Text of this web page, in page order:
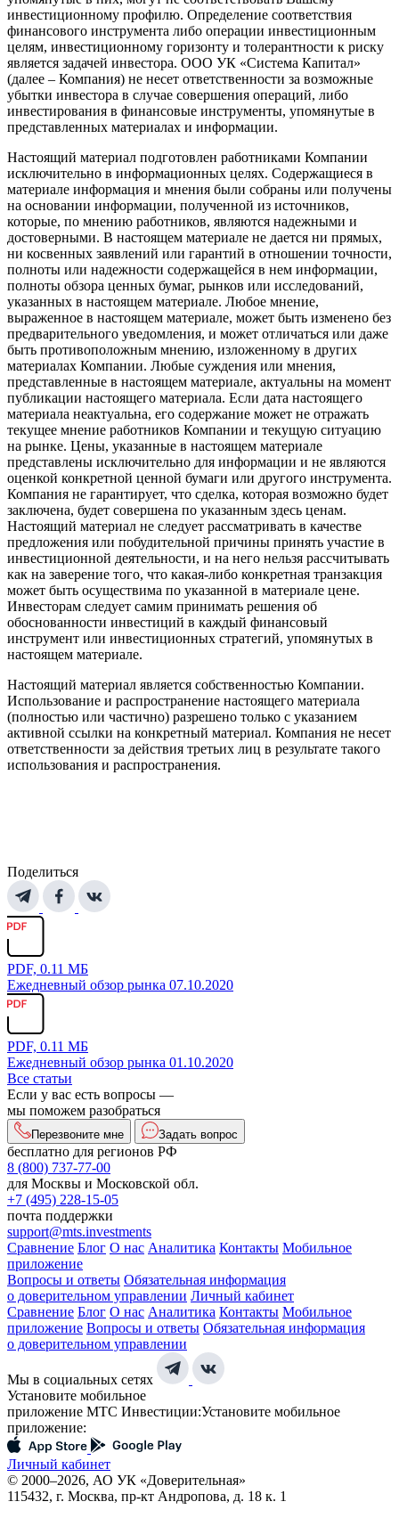
инвестиционному профилю. Определение соответствия
финансового инструмента либо операции инвестиционным
целям, инвестиционному горизонту и толерантности к риску
является задачей инвестора. ООО УК «Система Капитал»
(далее – Компания) не несет ответственности за возможные
убытки инвестора в случае совершения операций, либо
инвестирования в финансовые инструменты, упомянутые в
представленных материалах и информации.
Настоящий материал подготовлен работниками Компании
исключительно в информационных целях. Содержащиеся в
материале информация и мнения были собраны или получены
на основании информации, полученной из источников,
которые, по мнению работников, являются надежными и
достоверными. В настоящем материале не дается ни прямых,
ни косвенных заявлений или гарантий в отношении точности,
полноты или надежности содержащейся в нем информации,
полноты обзора ценных бумаг, рынков или исследований,
указанных в настоящем материале. Любое мнение,
выраженное в настоящем материале, может быть изменено без
предварительного уведомления, и может отличаться или даже
быть противоположным мнению, изложенному в других
материалах Компании. Любые суждения или мнения,
представленные в настоящем материале, актуальны на момент
публикации настоящего материала. Если дата настоящего
материала неактуальна, его содержание может не отражать
текущее мнение работников Компании и текущую ситуацию
на рынке. Цены, указанные в настоящем материале
представлены исключительно для информации и не являются
оценкой конкретной ценной бумаги или другого инструмента.
Компания не гарантирует, что сделка, которая возможно будет
заключена, будет совершена по указанным здесь ценам.
Настоящий материал не следует рассматривать в качестве
предложения или побудительной причины принять участие в
инвестиционной деятельности, и на него нельзя рассчитывать
как на заверение того, что какая-либо конкретная транзакция
может быть осуществима по указанной в материале цене.
Инвесторам следует самим принимать решения об
обоснованности инвестиций в каждый финансовый
инструмент или инвестиционных стратегий, упомянутых в
настоящем материале.
Настоящий материал является собственностью Компании.
Использование и распространение настоящего материала
(полностью или частично) разрешено только с указанием
активной ссылки на конкретный материал. Компания не несет
ответственности за действия третьих лиц в результате такого
использования и распространения.
Поделиться
PDF, 0.11 МБ
Ежедневный обзор рынка 07.10.2020
PDF, 0.11 МБ
Ежедневный обзор рынка 01.10.2020
Все статьи
Если у вас есть вопросы —
мы поможем разобраться
Перезвоните мне Задать вопрос
бесплатно для регионов РФ
8 (800) 737-77-00
для Москвы и Московской обл.
+7 (495) 228-15-05
почта поддержки
support@mts.investments
Сравнение Блог О нас Аналитика Контакты Мобильное
приложение
Вопросы и ответы Обязательная информация
о доверительном управлении Личный кабинет
Сравнение Блог О нас Аналитика Контакты Мобильное
приложение Вопросы и ответы Обязательная информация
о доверительном управлении
Мы в социальных сетях
Установите мобильное
приложение МТС Инвестиции:Установите мобильное
приложение:
Личный кабинет
© 2000–2026, АО УК «Доверительная»
115432, г. Москва, пр-кт Андропова, д. 18 к. 1